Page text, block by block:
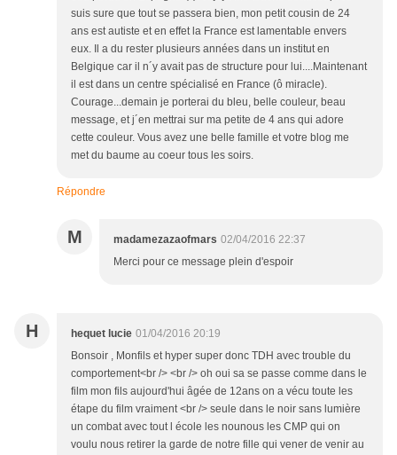
suis sure que tout se passera bien, mon petit cousin de 24
ans est autiste et en effet la France est lamentable envers
eux. Il a du rester plusieurs années dans un institut en
Belgique car il n´y avait pas de structure pour lui....Maintenant
il est dans un centre spécialisé en France (ô miracle).
Courage...demain je porterai du bleu, belle couleur, beau
message, et j´en mettrai sur ma petite de 4 ans qui adore
cette couleur. Vous avez une belle famille et votre blog me
met du baume au coeur tous les soirs.
Répondre
M madamezazaofmars 02/04/2016 22:37
Merci pour ce message plein d'espoir
H hequet lucie 01/04/2016 20:19
Bonsoir , Monfils et hyper super donc TDH avec trouble du
comportement<br /> <br /> oh oui sa se passe comme dans le
film mon fils aujourd'hui âgée de 12ans on a vécu toute les
étape du film vraiment <br /> seule dans le noir sans lumière
un combat avec tout l école les nounous les CMP qui on
voulu nous retirer la garde de notre fille qui vener de venir au